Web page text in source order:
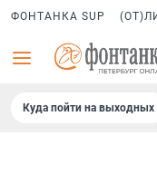
ФОНТАНКА SUP
Куда пойти на выходных